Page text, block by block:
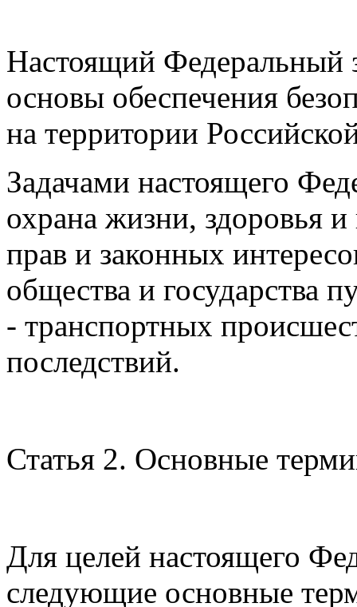
Настоящий Федеральный
основы обеспечения
на территории
Задачами настоящего
охрана жизни, здоровья
прав и законных
общества и государства
- транспортных
последствий.
Статья 2. Основные
Для целей настоящего
следующие основные